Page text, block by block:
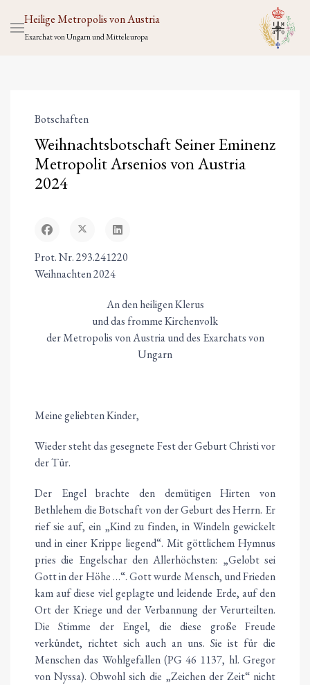
Heilige Metropolis von Austria
Exarchat von Ungarn und Mitteleuropa
Botschaften
Weihnachtsbotschaft Seiner Eminenz
Metropolit Arsenios von Austria
2024
Prot. Nr. 293.241220
Weihnachten 2024
An den heiligen Klerus
und das fromme Kirchenvolk
der Metropolis von Austria und des Exarchats von
Ungarn
Meine geliebten Kinder,
Wieder steht das gesegnete Fest der Geburt Christi vor
der Tür.
Der Engel brachte den demütigen Hirten von
Bethlehem die Botschaft von der Geburt des Herrn. Er
rief sie auf, ein „Kind zu finden, in Windeln gewickelt
und in einer Krippe liegend“. Mit göttlichem Hymnus
pries die Engelschar den Allerhöchsten: „Gelobt sei
Gott in der Höhe …“. Gott wurde Mensch, und Frieden
kam auf diese viel geplagte und leidende Erde, auf den
Ort der Kriege und der Verbannung der Verurteilten.
Die Stimme der Engel, die diese große Freude
verkündet, richtet sich auch an uns. Sie ist für die
Menschen das Wohlgefallen (PG 46 1137, hl. Gregor
von Nyssa). Obwohl sich die „Zeichen der Zeit“ nicht